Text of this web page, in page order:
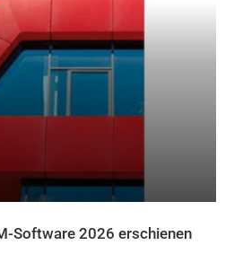
Software 2026 erschienen